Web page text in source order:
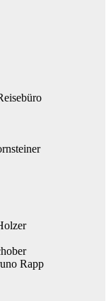
Rapp